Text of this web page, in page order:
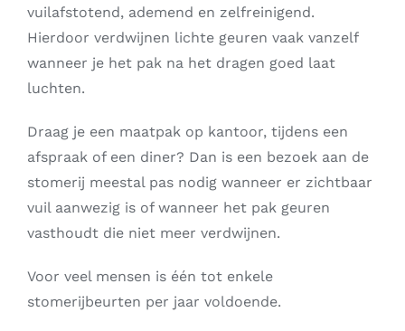
vuilafstotend, ademend en zelfreinigend.
Hierdoor verdwijnen lichte geuren vaak vanzelf
wanneer je het pak na het dragen goed laat
luchten.
Draag je een maatpak op kantoor, tijdens een
afspraak of een diner? Dan is een bezoek aan de
stomerij meestal pas nodig wanneer er zichtbaar
vuil aanwezig is of wanneer het pak geuren
vasthoudt die niet meer verdwijnen.
Voor veel mensen is één tot enkele
stomerijbeurten per jaar voldoende.